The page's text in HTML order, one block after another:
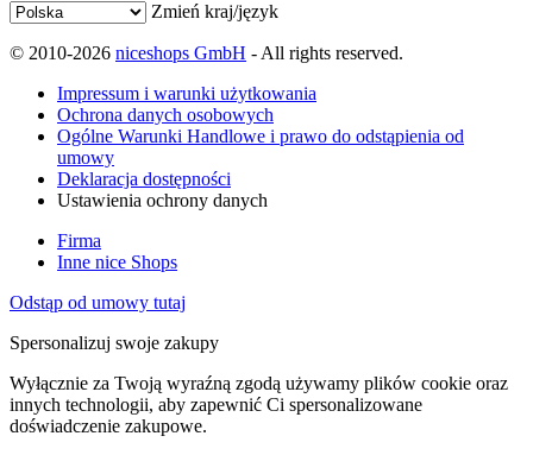
Zmień kraj/język
© 2010-2026 niceshops GmbH - All rights reserved.
Impressum i warunki użytkowania
Ochrona danych osobowych
Ogólne Warunki Handlowe i prawo do odstąpienia od
umowy
Deklaracja dostępności
Ustawienia ochrony danych
Firma
Inne nice Shops
Odstąp od umowy tutaj
Spersonalizuj swoje zakupy
Wyłącznie za Twoją wyraźną zgodą używamy plików cookie oraz
innych technologii, aby zapewnić Ci spersonalizowane
doświadczenie zakupowe.